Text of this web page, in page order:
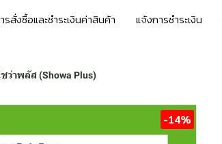
รสั่งซื้อและชำระเงินค่าสินค้า แจ้งการชำระเงิน
ว่าพลัส (Showa Plus)
-14%